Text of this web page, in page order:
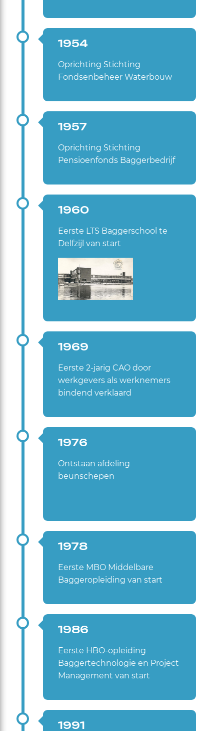
1954
Oprichting Stichting
Fondsenbeheer Waterbouw
1957
Oprichting Stichting
Pensioenfonds Baggerbedrijf
1960
Eerste LTS Baggerschool te
Delfzijl van start
1969
Eerste 2-jarig CAO door
werkgevers als werknemers
bindend verklaard
1976
Ontstaan afdeling
beunschepen
1978
Eerste MBO Middelbare
Baggeropleiding van start
1986
Eerste HBO-opleiding
Baggertechnologie en Project
Management van start
1991